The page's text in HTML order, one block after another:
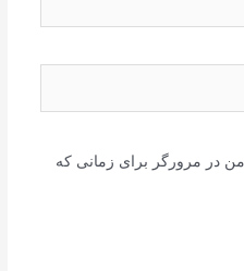
در مرورگر برای زمانی که